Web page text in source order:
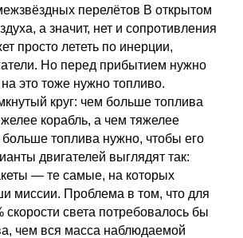
перелётов В открытом
а значит, нет и сопротивления
просто лететь по инерции,
Но перед прибытием нужно
это тоже нужно топливо.
круг: чем больше топлива
корабль, а чем тяжелее
топлива нужно, чтобы его
двигателей выглядят так:
— те самые, на которых
миссии. Проблема в том, что для
скорости света потребовалось бы
чем вся масса наблюдаемой